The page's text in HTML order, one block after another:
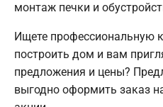
монтаж печки и
Ищете профессиональную
построить дом и вам
предложения и цены?
выгодно оформить заказ